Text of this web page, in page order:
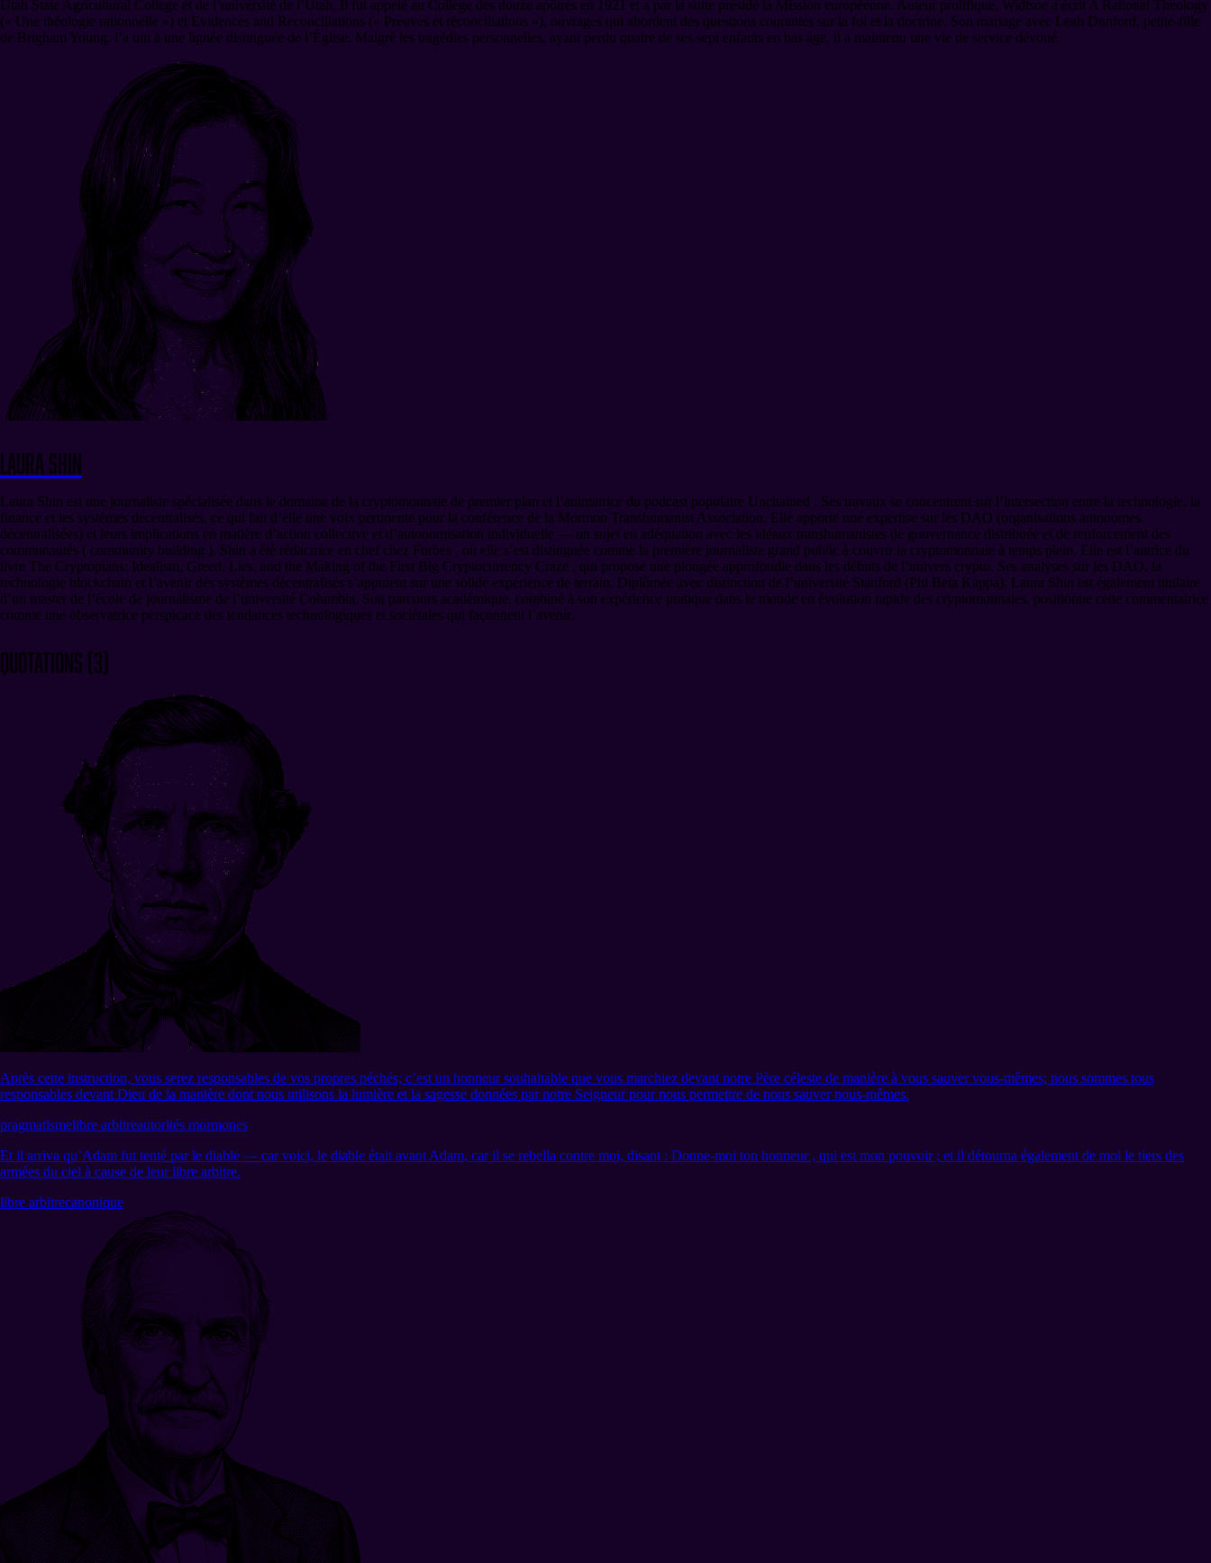
Utah State Agricultural College et de l’université de l’Utah. Il fut appelé au Collège des douze apôtres en 1921 et a par la suite présidé la Mission européenne. Auteur prolifique, Widtsoe a écrit A Rational Theology
(« Une théologie rationnelle ») et Evidences and Reconciliations (« Preuves et réconciliations »), ouvrages qui abordent des questions courantes sur la foi et la doctrine. Son mariage avec Leah Dunford, petite-fille
de Brigham Young, l’a uni à une lignée distinguée de l’Église. Malgré les tragédies personnelles, ayant perdu quatre de ses sept enfants en bas âge, il a maintenu une vie de service dévoué.
Laura Shin
Laura Shin est une journaliste spécialisée dans le domaine de la cryptomonnaie de premier plan et l’animatrice du podcast populaire Unchained . Ses travaux se concentrent sur l’intersection entre la technologie, la
finance et les systèmes décentralisés, ce qui fait d’elle une voix pertinente pour la conférence de la Mormon Transhumanist Association. Elle apporte une expertise sur les DAO (organisations autonomes
décentralisées) et leurs implications en matière d’action collective et d’autonomisation individuelle — un sujet en adéquation avec les idéaux transhumanistes de gouvernance distribuée et de renforcement des
communautés ( community building ). Shin a été rédactrice en chef chez Forbes , où elle s’est distinguée comme la première journaliste grand public à couvrir la cryptomonnaie à temps plein. Elle est l’autrice du
livre The Cryptopians: Idealism, Greed, Lies, and the Making of the First Big Cryptocurrency Craze , qui propose une plongée approfondie dans les débuts de l’univers crypto. Ses analyses sur les DAO, la
technologie blockchain et l’avenir des systèmes décentralisés s’appuient sur une solide expérience de terrain. Diplômée avec distinction de l’université Stanford (Phi Beta Kappa), Laura Shin est également titulaire
d’un master de l’école de journalisme de l’université Columbia. Son parcours académique, combiné à son expérience pratique dans le monde en évolution rapide des cryptomonnaies, positionne cette commentatrice
comme une observatrice perspicace des tendances technologiques et sociétales qui façonnent l’avenir.
Quotations (3)
Après cette instruction, vous serez responsables de vos propres péchés; c’est un honneur souhaitable que vous marchiez devant notre Père céleste de manière à vous sauver vous-mêmes; nous sommes tous
responsables devant Dieu de la manière dont nous utilisons la lumière et la sagesse données par notre Seigneur pour nous permettre de nous sauver nous-mêmes.
pragmatismelibre arbitreautorités mormones
Et il arriva qu’Adam fut tenté par le diable — car voici, le diable était avant Adam, car il se rebella contre moi, disant : Donne-moi ton honneur , qui est mon pouvoir ; et il détourna également de moi le tiers des
armées du ciel à cause de leur libre arbitre.
libre arbitrecanonique